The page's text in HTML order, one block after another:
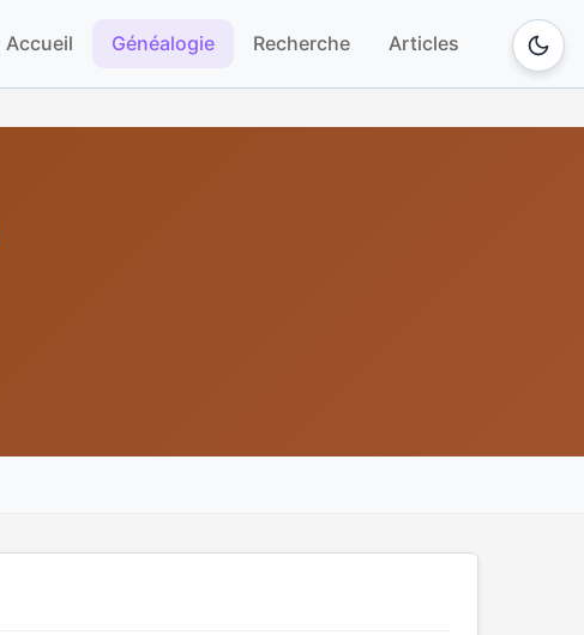
Accueil Généalogie Recherche Articles